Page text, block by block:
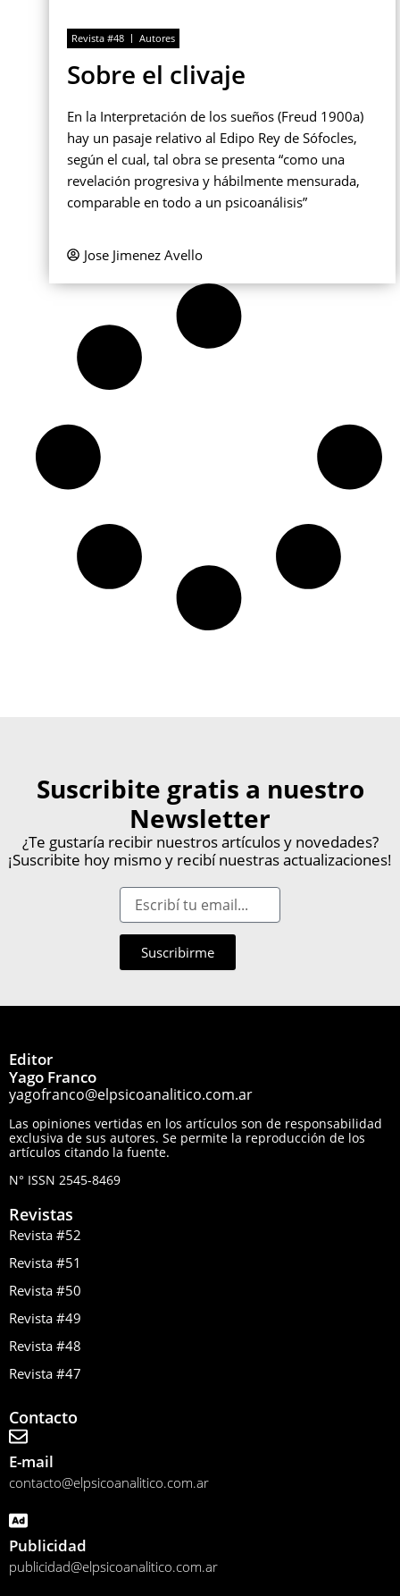
Revista #48 Autores
Sobre el clivaje
En la Interpretación de los sueños (Freud 1900a)
hay un pasaje relativo al Edipo Rey de Sófocles,
según el cual, tal obra se presenta “como una
revelación progresiva y hábilmente mensurada,
comparable en todo a un psicoanálisis”
Jose Jimenez Avello
Suscribite gratis a nuestro
Newsletter
¿Te gustaría recibir nuestros artículos y novedades?
¡Suscribite hoy mismo y recibí nuestras actualizaciones!
Suscribirme
Editor
Yago Franco
yagofranco@elpsicoanalitico.com.ar
Las opiniones vertidas en los artículos son de responsabilidad
exclusiva de sus autores. Se permite la reproducción de los
artículos citando la fuente.
N° ISSN 2545-8469
Revistas
Revista #52
Revista #51
Revista #50
Revista #49
Revista #48
Revista #47
Contacto
E-mail
contacto@elpsicoanalitico.com.ar
Publicidad
publicidad@elpsicoanalitico.com.ar